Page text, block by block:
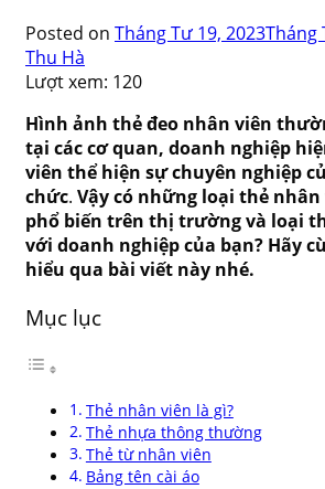
Posted on Tháng Tư 19, 2023Tháng
Thu Hà
Lượt xem: 120
Hình ảnh thẻ đeo nhân viên
tại các cơ quan, doanh nghiệp
viên thể hiện sự chuyên nghiệp
chức. Vậy có những loại thẻ
phổ biến trên thị trường và loại
với doanh nghiệp của bạn? Hãy
hiểu qua bài viết này nhé.
Mục lục
Thẻ nhân viên là gì?
Thẻ nhựa thông thường
Thẻ từ nhân viên
Bảng tên cài áo